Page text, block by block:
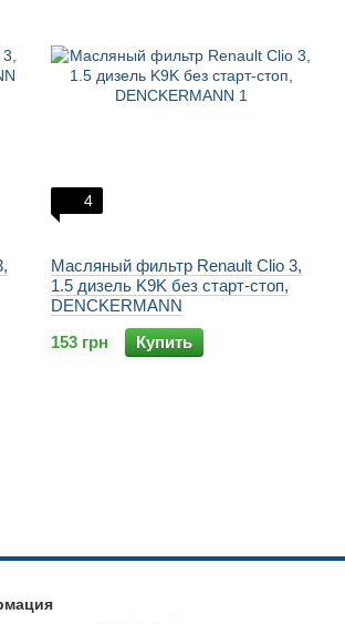
4
Масляный фильтр Renault Clio 3,
1.5 дизель K9K без старт-стоп,
DENCKERMANN
153 грн
Купить